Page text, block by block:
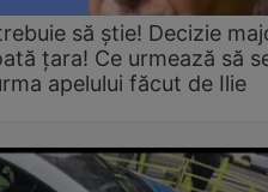
să știe! Decizie
țara! Ce urmează să
apelului făcut de Ilie